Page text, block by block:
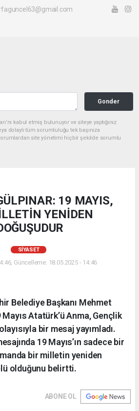
Gonder
kabul etmiş bulunuyor ve siteye yaptığınız
dolaylı tüm sorumluluğu tek başınıza
site yönetimi hiçbir şekilde sorumlu
19 MAYIS,
YENİDEN
SIYASET
Güncelleme: 18.05.2025 - 14:46
Belediye Başkanı Mehmet
Mayıs Atatürk’ü Anma, Gençlik
bir mesaj yayımladı.
19 Mayıs’ın sadece bir
bir milletin yeniden
olduğunu belirtti.
ABONE OL